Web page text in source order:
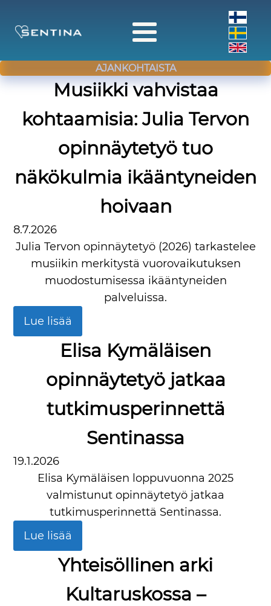
AJANKOHTAISTA
Musiikki vahvistaa
kohtaamisia: Julia Tervon
opinnäytetyö tuo
näkökulmia ikääntyneiden
hoivaan
8.7.2026
Julia Tervon opinnäytetyö (2026) tarkastelee
musiikin merkitystä vuorovaikutuksen
muodostumisessa ikääntyneiden
palveluissa.
Lue lisää
Elisa Kymäläisen
opinnäytetyö jatkaa
tutkimusperinnettä
Sentinassa
19.1.2026
Elisa Kymäläisen loppuvuonna 2025
valmistunut opinnäytetyö jatkaa
tutkimusperinnettä Sentinassa.
Lue lisää
Yhteisöllinen arki
Kultaruskossa –